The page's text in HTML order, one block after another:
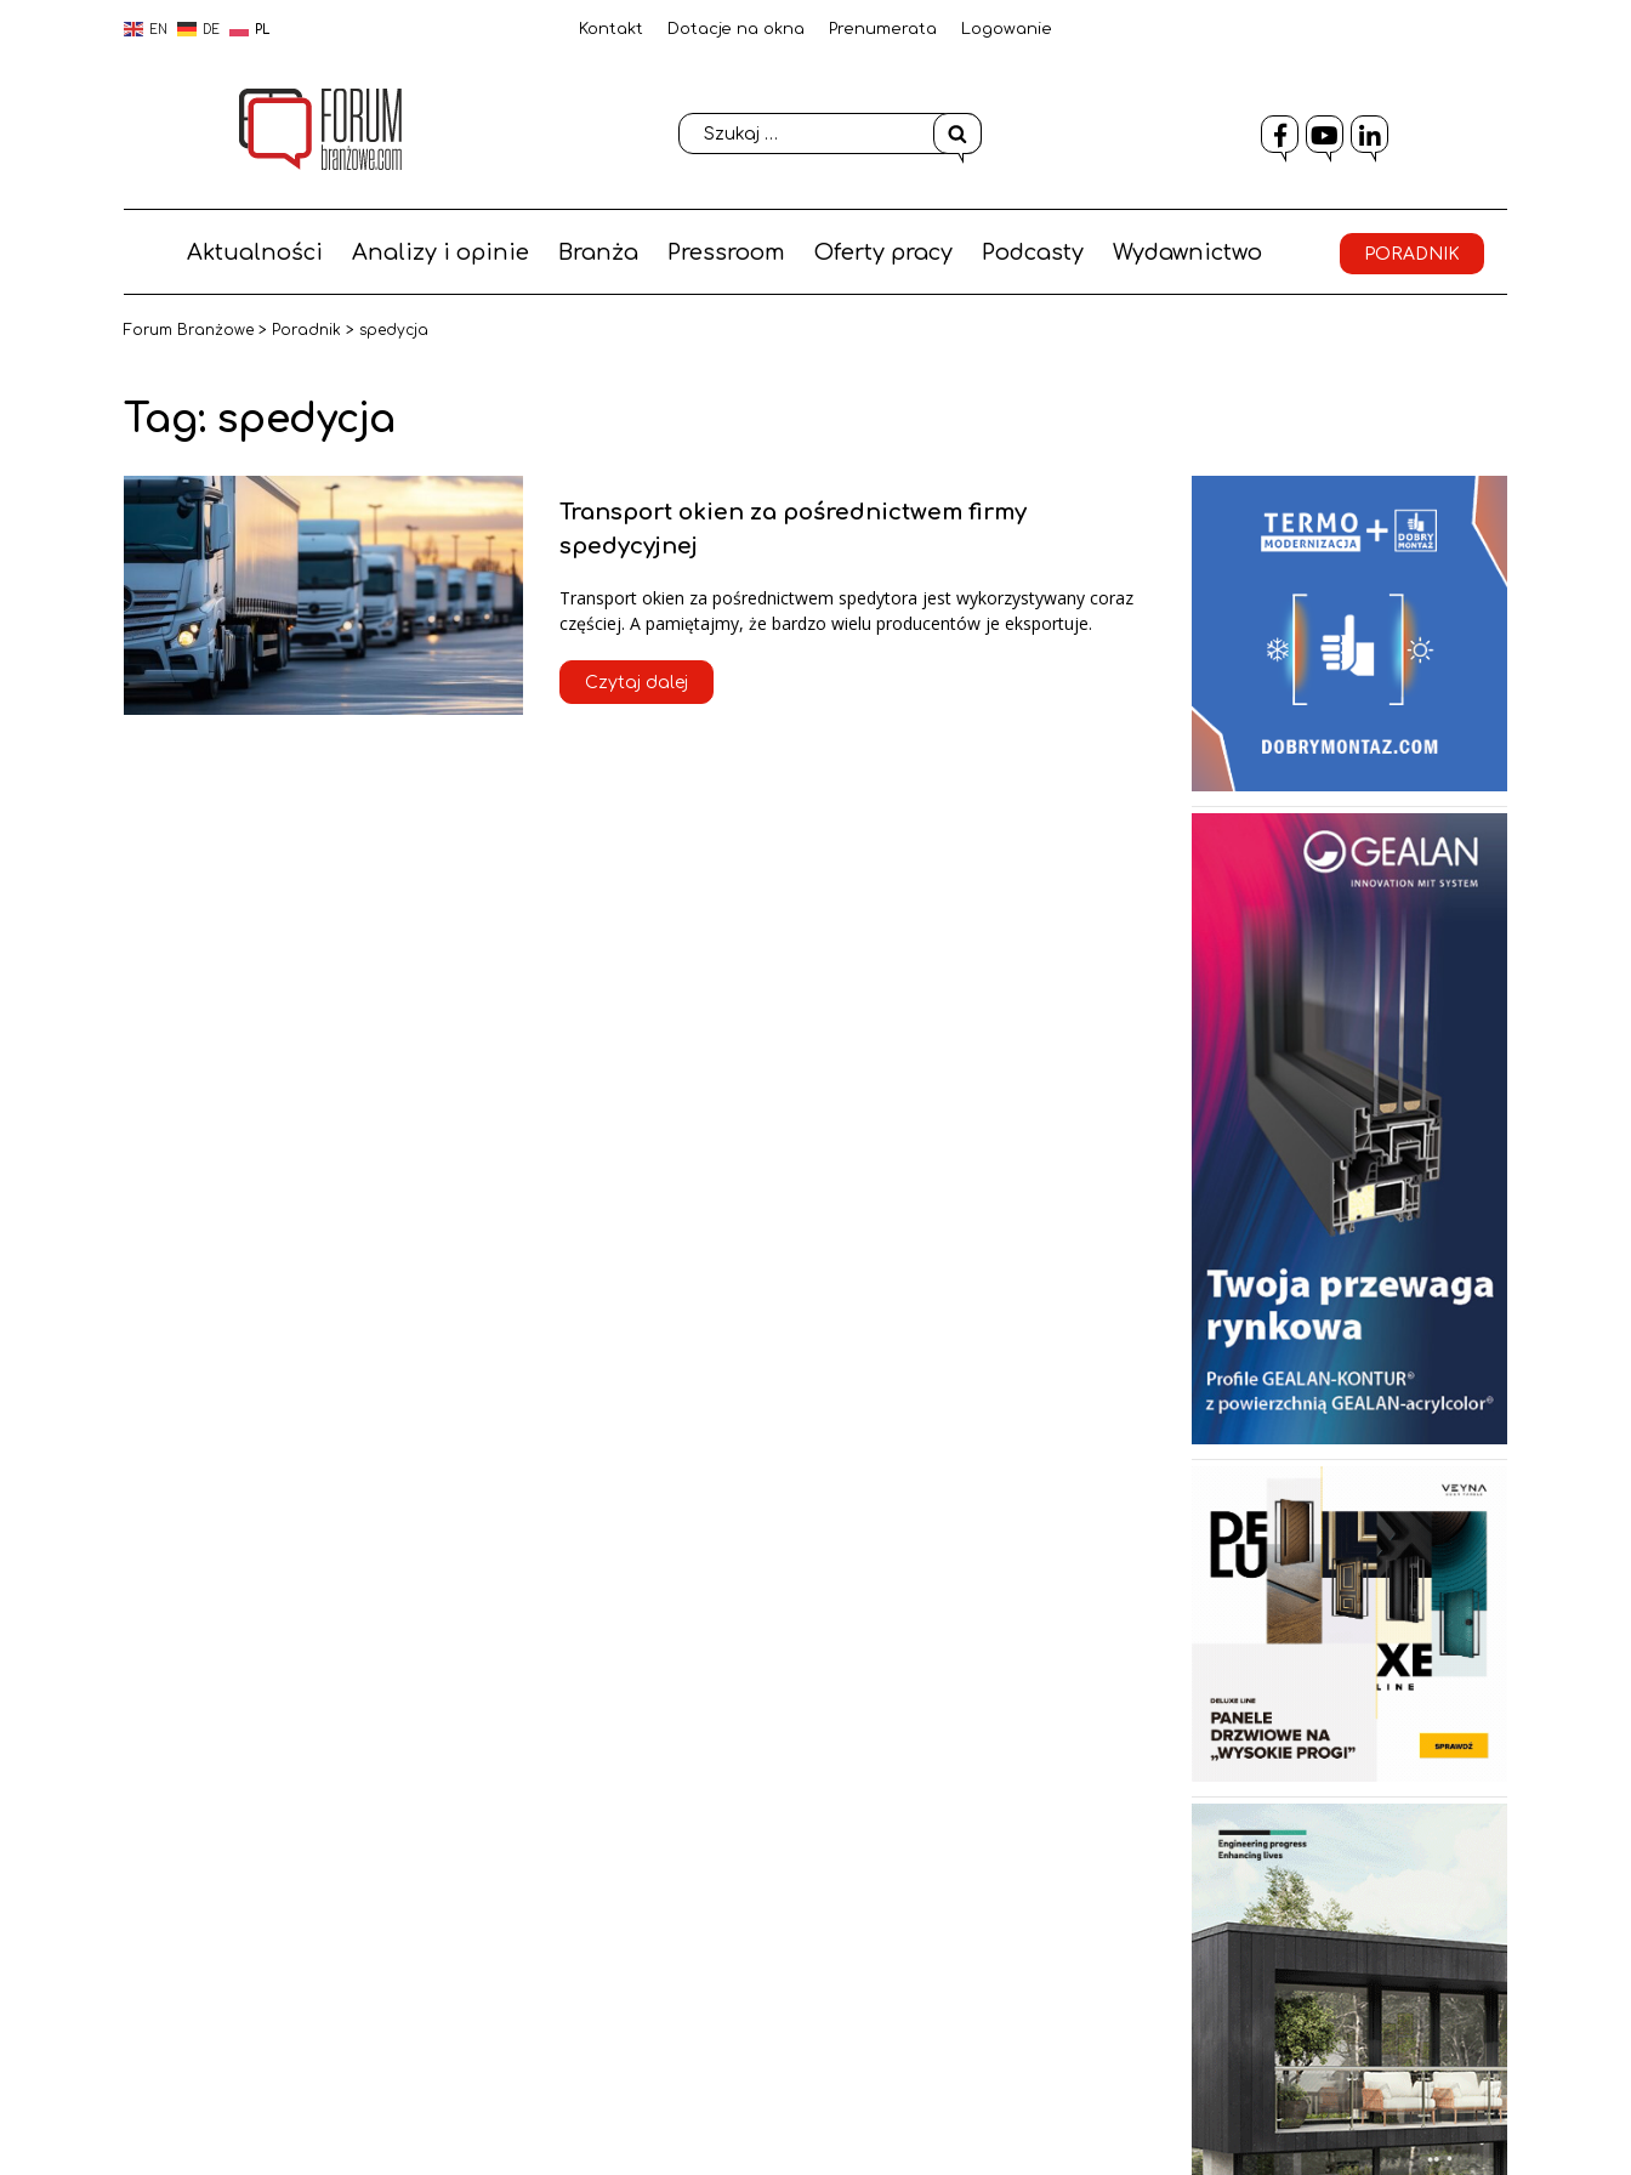
EN DE PL Kontakt Dotacje na okna Prenumerata Logowanie
Facebook
YouTube
LinkedIn
Aktualności Analizy i opinie Branża Pressroom Oferty pracy Podcasty Wydawnictwo PORADNIK
Forum Branżowe > Poradnik > spedycja
Tag: spedycja
Transport okien za pośrednictwem firmy
spedycyjnej
Transport okien za pośrednictwem spedytora jest wykorzystywany coraz
częściej. A pamiętajmy, że bardzo wielu producentów je eksportuje.
Czytaj dalej